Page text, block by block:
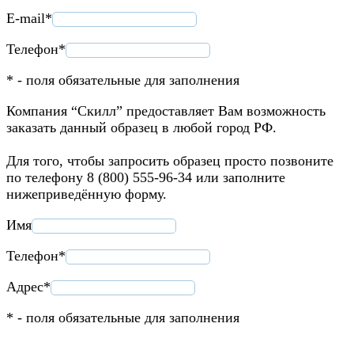
E-mail*
Телефон*
* - поля обязательные для заполнения
Компания “Скилл” предоставляет Вам возможность
заказать данный образец в любой город РФ.
Для того, чтобы запросить образец просто позвоните
по телефону 8 (800) 555-96-34 или заполните
нижеприведённую форму.
Имя
Телефон*
Адрес*
* - поля обязательные для заполнения